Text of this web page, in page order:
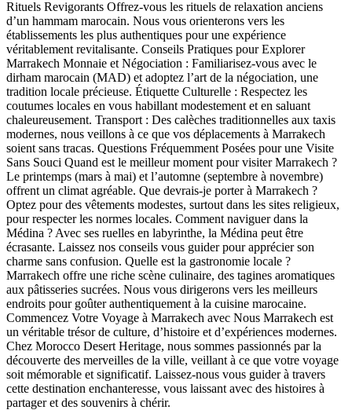
Rituels Revigorants Offrez-vous les rituels de relaxation anciens
d’un hammam marocain. Nous vous orienterons vers les
établissements les plus authentiques pour une expérience
véritablement revitalisante. Conseils Pratiques pour Explorer
Marrakech Monnaie et Négociation : Familiarisez-vous avec le
dirham marocain (MAD) et adoptez l’art de la négociation, une
tradition locale précieuse. Étiquette Culturelle : Respectez les
coutumes locales en vous habillant modestement et en saluant
chaleureusement. Transport : Des calèches traditionnelles aux taxis
modernes, nous veillons à ce que vos déplacements à Marrakech
soient sans tracas. Questions Fréquemment Posées pour une Visite
Sans Souci Quand est le meilleur moment pour visiter Marrakech ?
Le printemps (mars à mai) et l’automne (septembre à novembre)
offrent un climat agréable. Que devrais-je porter à Marrakech ?
Optez pour des vêtements modestes, surtout dans les sites religieux,
pour respecter les normes locales. Comment naviguer dans la
Médina ? Avec ses ruelles en labyrinthe, la Médina peut être
écrasante. Laissez nos conseils vous guider pour apprécier son
charme sans confusion. Quelle est la gastronomie locale ?
Marrakech offre une riche scène culinaire, des tagines aromatiques
aux pâtisseries sucrées. Nous vous dirigerons vers les meilleurs
endroits pour goûter authentiquement à la cuisine marocaine.
Commencez Votre Voyage à Marrakech avec Nous Marrakech est
un véritable trésor de culture, d’histoire et d’expériences modernes.
Chez Morocco Desert Heritage, nous sommes passionnés par la
découverte des merveilles de la ville, veillant à ce que votre voyage
soit mémorable et significatif. Laissez-nous vous guider à travers
cette destination enchanteresse, vous laissant avec des histoires à
partager et des souvenirs à chérir.